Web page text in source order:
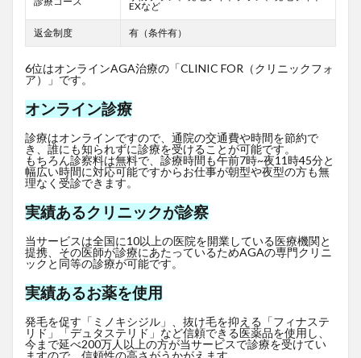
EXなど
返金制度 有（条件有）
6位はオンラインAGA治療の「CLINIC FOR（クリニックフォ
ア）」です。
オンライン診療
診療はオンラインですので、通院の交通費や時間を節約で
き、誰にも知られずに診療を受けることが可能です。
もちろん診察料は無料で、診療時間も午前7時~夜11時45分と
幅広い時間に対応可能ですからお仕事が朝型や夜型の方も無
理なく受診できます。
実績あるクリニックが診察
当サービスは全国に10以上の医院を開業している医療機関と
提携、その医師が診療にあたっているためAGAの専門クリニ
ックと同等の診療が可能です。
実績あるお薬を使用
発毛を促す「ミノキシジル」、抜け毛を抑える「フィナステ
リド」「デュタステリド」など信頼できる医薬品を使用し、
今まで延べ200万人以上の方が当サービスで診療を受けてい
ますので、信頼性の高さがうかがえます。